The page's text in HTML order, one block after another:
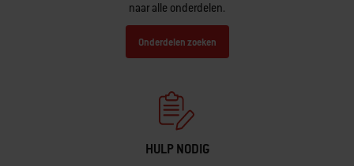
naar alle onderdelen.
Onderdelen zoeken
HULP NODIG